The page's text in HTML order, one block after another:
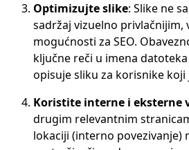
Optimizujte slike: Slike ne
sadržaj vizuelno privlačnijim,
mogućnosti za SEO.
ključne reči u imena
opisuje sliku za korisnike
Koristite interne i eksterne
drugim relevantnim
lokaciji (interno povezivanje)